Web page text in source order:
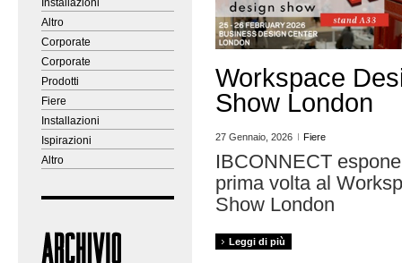
Altro
Corporate
Corporate
Prodotti
Fiere
Installazioni
Ispirazioni
Altro
Workspace
Show London
27 Gennaio, 2026 Fiere
IBCONNECT
prima volta al
Show London
Leggi di più